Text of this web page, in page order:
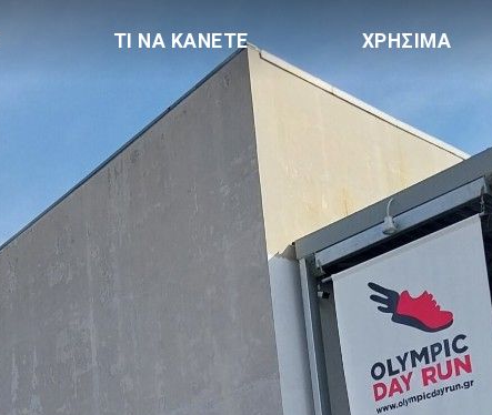
ΤΙ ΝΑ ΚΑΝΕΤΕ ΧΡΗΣΙΜΑ